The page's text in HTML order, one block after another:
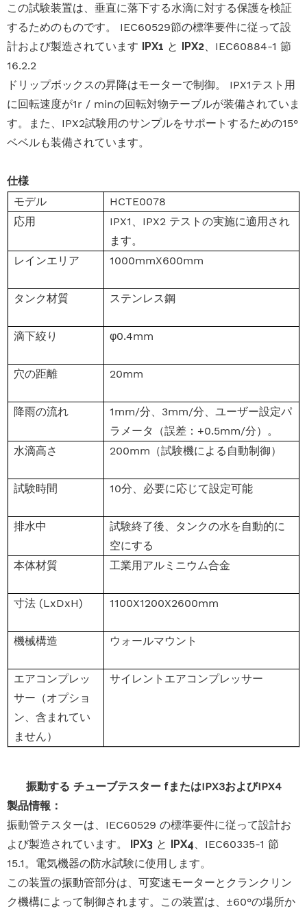
この試験装置は、垂直に落下する水滴に対する保護を検証
するためのものです。 IEC60529節の標準要件に従って設
計および製造されています IPX1 と IPX2、IEC60884-1 節
16.2.2
ドリップボックスの昇降はモーターで制御。 IPX1テスト用
に回転速度が1r / minの回転対物テーブルが装備されていま
す。また、IPX2試験用のサンプルをサポートするための15°
ベベルも装備されています。
仕様
モデル
HCTE0078
応用
IPX1、IPX2 テストの実施に適用され
ます。
レインエリア
1000mmX600mm
タンク材質 ステンレス鋼
滴下絞り φ0.4mm
穴の距離 20mm
降雨の流れ
1mm/分、3mm/分、ユーザー設定パ
ラメータ（誤差：+0.5mm/分）。
水滴高さ
200mm（試験機による自動制御）
試験時間 10分、必要に応じて設定可能
排水中
試験終了後、タンクの水を自動的に
空にする
本体材質
工業用アルミニウム合金
寸法 (LxDxH) 1100X1200X2600mm
機械構造 ウォールマウント
エアコンプレッ
サー（オプショ
ン、含まれてい
ません）
サイレントエアコンプレッサー
振動する チューブテスター fまたはIPX3およびIPX4
製品情報：
振動管テスターは、IEC60529 の標準要件に従って設計お
よび製造されています。
IPX3 と IPX4、IEC60335-1 節
15.1。電気機器の防水試験に使用します。
この装置の振動管部分は、可変速モーターとクランクリン
ク機構によって制御されます。この装置は、±60°の場所か